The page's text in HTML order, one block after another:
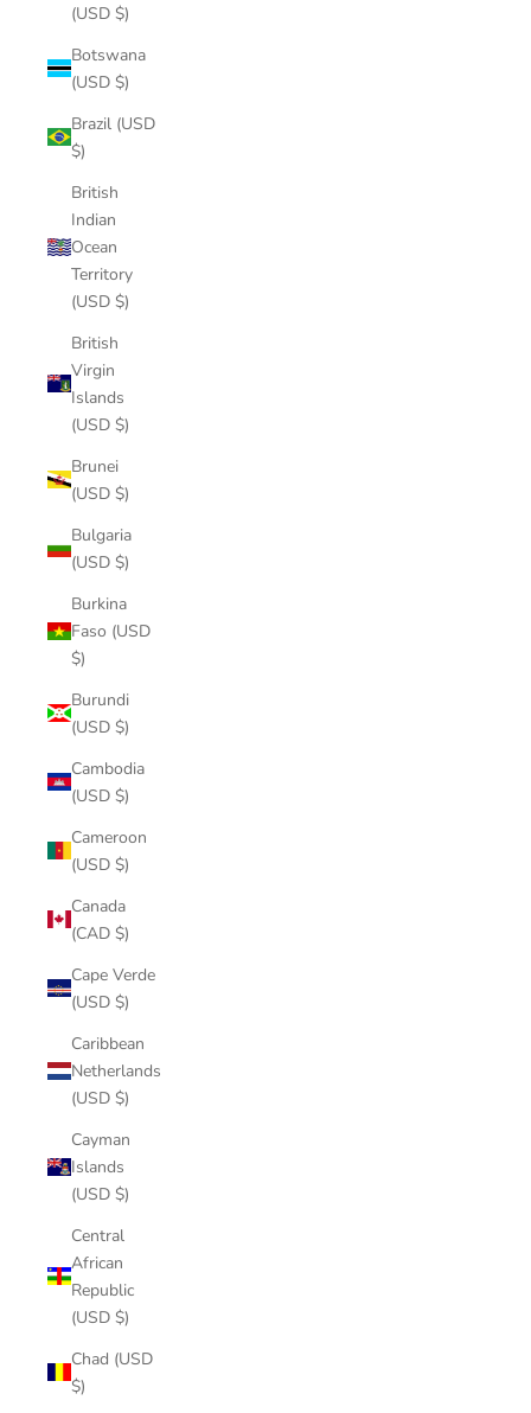
(USD $)
Botswana
(USD $)
Brazil (USD
$)
British
Indian
Ocean
Territory
(USD $)
British
Virgin
Islands
(USD $)
Brunei
(USD $)
Bulgaria
(USD $)
Burkina
Faso (USD
$)
Burundi
(USD $)
Cambodia
(USD $)
Cameroon
(USD $)
Canada
(CAD $)
Cape Verde
(USD $)
Caribbean
Netherlands
(USD $)
Cayman
Islands
(USD $)
Central
African
Republic
(USD $)
Chad (USD
$)